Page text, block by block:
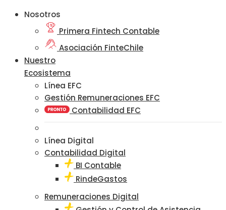
Nosotros
Primera Fintech Contable
Asociación FinteChile
Nuestro
Ecosistema
Línea EFC
Gestión Remuneraciones EFC
Contabilidad EFC
Línea Digital
Contabilidad Digital
BI Contable
RindeGastos
Remuneraciones Digital